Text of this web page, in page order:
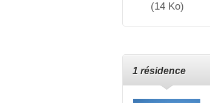
(14 Ko)
1 résidence